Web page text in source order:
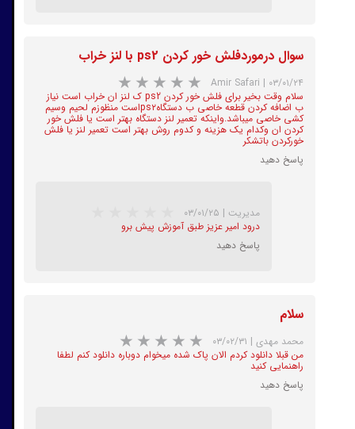
★★★★
★★
سوال درموردفلش خور کردن ps2 با لنز خراب
Amir Safari | ۰۳/۰۱/۲۴
سلام وقت بخیر برای فلش خور کردن ps2 ک لنز ان خراب است نیاز
ب اضافه کردن قطعه خاصی ب دستگاهps۲است منظوزم لحیم وسیم
کشی خاصی میباشد.واینکه تعمیر لنز دستگاه بهتر است یا فلش خور
کردن ان وکدام یک هزینه و کدوم روش بهتر است تعمیر لنز یا فلش
خورکردن باتشکر
پاسخ دهید
مدیریت | ۰۳/۰۱/۲۵
درود امیر عزیز طبق آموزش پیش برو
پاسخ دهید
سلام
محمد مهدی | ۰۳/۰۲/۳۱
من قبلا دانلود کردم الان پاک شده میخوام دوباره دانلود کنم لطفا
راهنمایی کنید
پاسخ دهید